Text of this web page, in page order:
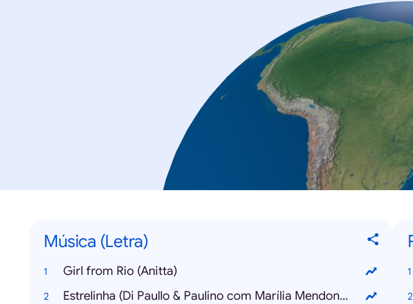
Música (Letra)
Girl from Rio (Anitta)
Estrelinha (Di Paullo & Paulino com Marília Mendonça)